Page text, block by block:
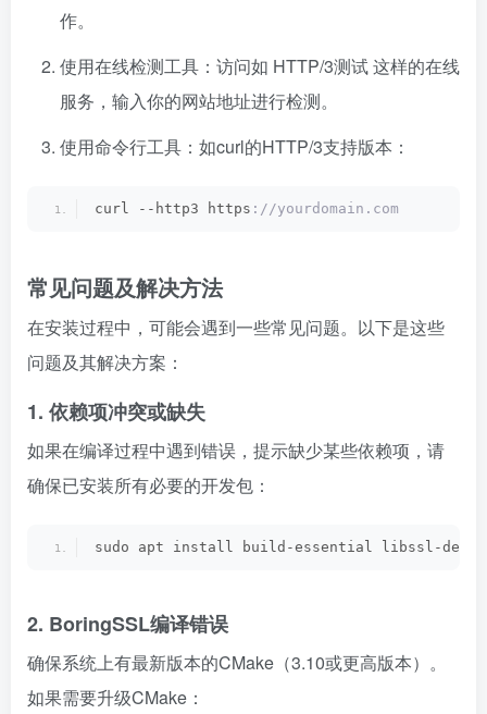
作。
使用在线检测工具：访问如 HTTP/3测试这样的在线
服务，输入你的网站地址进行检测。
使用命令行工具：如curl的HTTP/3支持版本：
curl --http3 https ://yourdomain.com
常见问题及解决方法
在安装过程中，可能会遇到一些常见问题。以下是这些
问题及其解决方案：
1. 依赖项冲突或缺失
如果在编译过程中遇到错误，提示缺少某些依赖项，请
确保已安装所有必要的开发包：
sudo apt install build-essential libssl-dev
2. BoringSSL编译错误
确保系统上有最新版本的CMake（3.10或更高版本）。
如果需要升级CMake：